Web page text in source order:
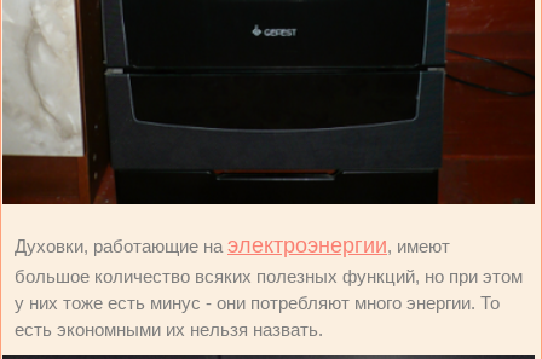
Духовки, работающие на электроэнергии, имеют
большое количество всяких полезных функций, но при этом
у них тоже есть минус - они потребляют много энергии. То
есть экономными их нельзя назвать.